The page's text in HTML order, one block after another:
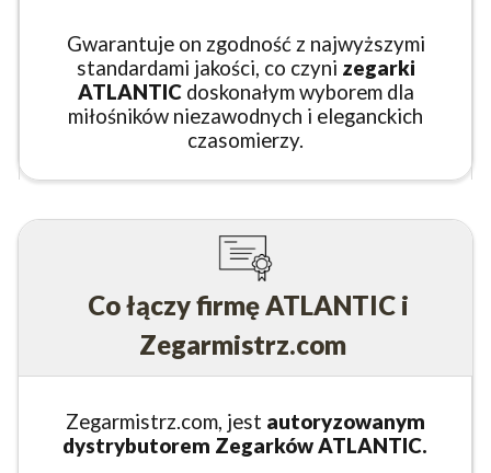
Gwarantuje on zgodność z najwyższymi
standardami jakości, co czyni zegarki
ATLANTIC doskonałym wyborem dla
miłośników niezawodnych i eleganckich
czasomierzy.
Co łączy firmę ATLANTIC i
Zegarmistrz.com
Zegarmistrz.com, jest autoryzowanym
dystrybutorem Zegarków ATLANTIC.